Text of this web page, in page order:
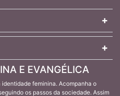
E EVANGÉLICA
feminina. Acompanha o
os passos da sociedade. Assim